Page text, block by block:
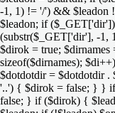
-1, 1) != '/') && $leadon
$leadon; if
(substr($_GET['dir'], -
$dirok = true;
sizeof($dirnames);
$dotdotdir = $dotdotdir
'..') { $dirok = false; } }
false; } if ($dirok) {